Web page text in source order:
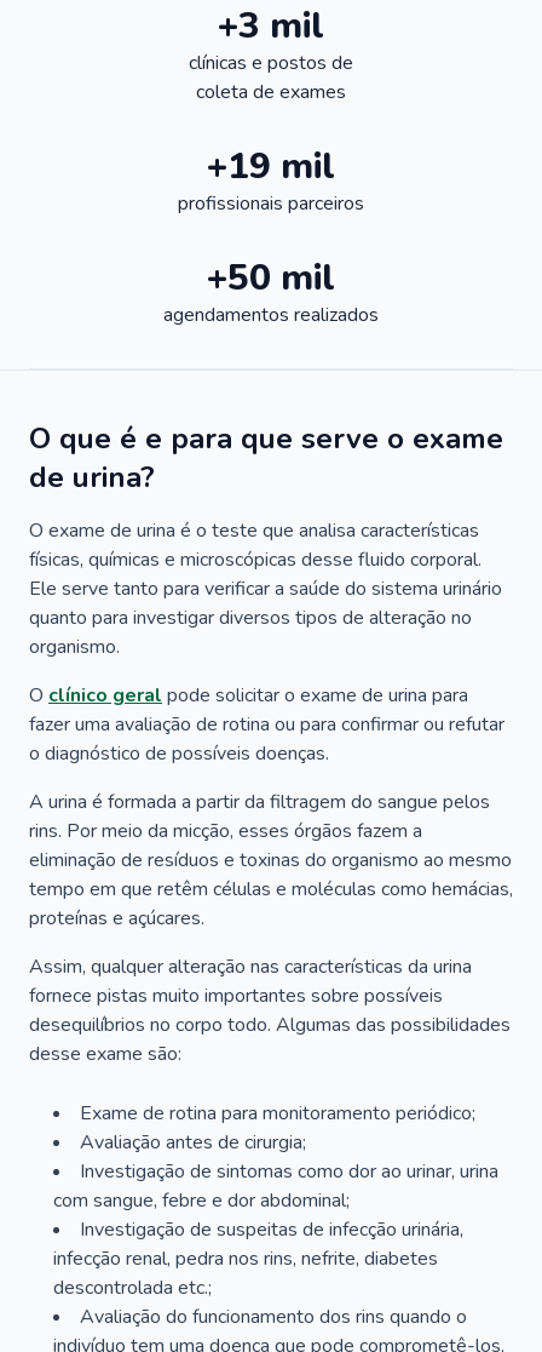
+3 mil
clínicas e postos de
coleta de exames
+19 mil
profissionais parceiros
+50 mil
agendamentos realizados
O que é e para que serve o exame
de urina?
O exame de urina é o teste que analisa características
físicas, químicas e microscópicas desse fluido corporal.
Ele serve tanto para verificar a saúde do sistema urinário
quanto para investigar diversos tipos de alteração no
organismo.
O clínico geral pode solicitar o exame de urina para
fazer uma avaliação de rotina ou para confirmar ou refutar
o diagnóstico de possíveis doenças.
A urina é formada a partir da filtragem do sangue pelos
rins. Por meio da micção, esses órgãos fazem a
eliminação de resíduos e toxinas do organismo ao mesmo
tempo em que retêm células e moléculas como hemácias,
proteínas e açúcares.
Assim, qualquer alteração nas características da urina
fornece pistas muito importantes sobre possíveis
desequilíbrios no corpo todo. Algumas das possibilidades
desse exame são:
Exame de rotina para monitoramento periódico;
Avaliação antes de cirurgia;
Investigação de sintomas como dor ao urinar, urina
com sangue, febre e dor abdominal;
Investigação de suspeitas de infecção urinária,
infecção renal, pedra nos rins, nefrite, diabetes
descontrolada etc.;
Avaliação do funcionamento dos rins quando o
indivíduo tem uma doença que pode comprometê-los,